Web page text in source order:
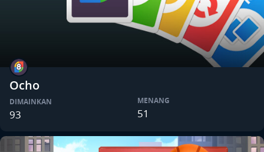
Ocho
DIMAINKAN
93
MENANG
51